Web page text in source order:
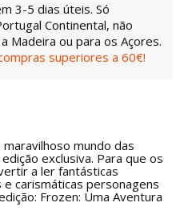
3-5 dias úteis. Só
Continental, não
Madeira ou para os Açores.
superiores a 60€!
mundo das
exclusiva. Para que os
a ler fantásticas
carismáticas personagens
Frozen: Uma Aventura